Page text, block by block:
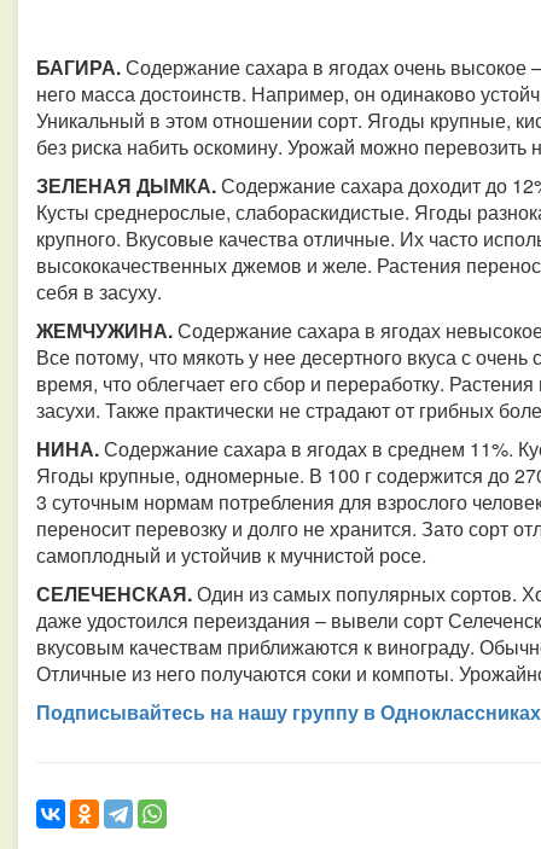
БАГИРА.Содержание сахара в ягодах очень высокое
него масса достоинств. Например, он одинаково
Уникальный в этом отношении сорт. Ягоды крупные,
без риска набить оскомину. Урожай можно перевозить
ЗЕЛЕНАЯ ДЫМКА.Содержание сахара доходит до
Кусты среднерослые, слабораскидистые. Ягоды
крупного. Вкусовые качества отличные. Их часто
высококачественных джемов и желе. Растения
себя в засуху.
ЖЕМЧУЖИНА.Содержание сахара в ягодах
Все потому, что мякоть у нее десертного вкуса с
время, что облегчает его сбор и переработку.
засухи. Также практически не страдают от грибных
НИНА.Содержание сахара в ягодах в среднем 11%.
Ягоды крупные, одномерные. В 100 г содержится до
3 суточным нормам потребления для взрослого
переносит перевозку и долго не хранится. Зато сорт
самоплодный и устойчив к мучнистой росе.
СЕЛЕЧЕНСКАЯ.Один из самых популярных сортов.
даже удостоился переиздания – вывели сорт
вкусовым качествам приближаются к винограду.
Отличные из него получаются соки и компоты.
Подписывайтесь на нашу группу в Одноклассниках